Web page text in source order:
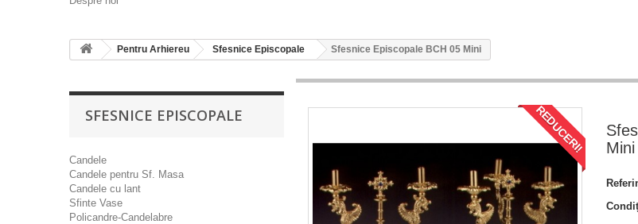
Pentru Arhiereu Sfesnice Episcopale Sfesnice Episcopale BCH 05 Mini
SFESNICE EPISCOPALE
Candele
Candele pentru Sf. Masa
Candele cu lant
Sfinte Vase
Policandre-Candelabre
REDUCERI!
Mini